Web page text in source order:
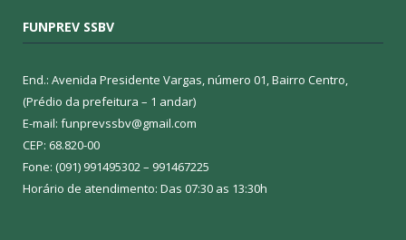
FUNPREV SSBV
End.: Avenida Presidente Vargas, número 01, Bairro Centro,
(Prédio da prefeitura – 1 andar)
E-mail: funprevssbv@gmail.com
CEP: 68.820-00
Fone: (091) 991495302 – 991467225
Horário de atendimento: Das 07:30 as 13:30h